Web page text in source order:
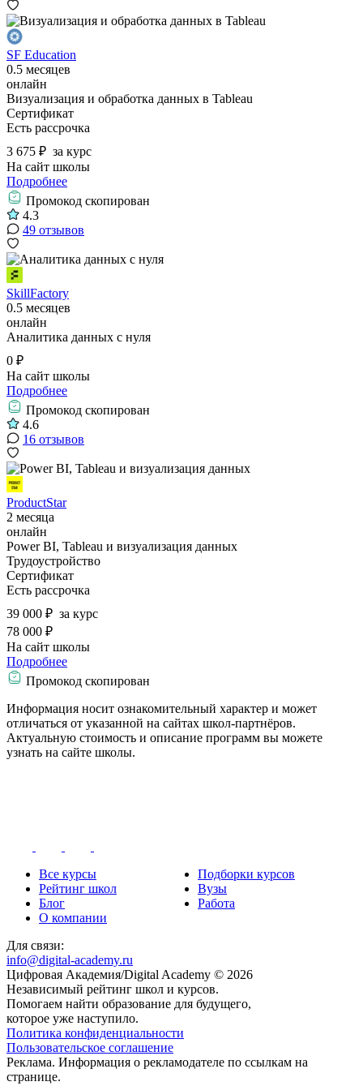
SF Education
0.5 месяцев
онлайн
Визуализация и обработка данных в Tableau
Сертификат
Есть рассрочка
3 675 ₽ за курс
На сайт школы
Подробнее
Промокод скопирован
4.3
49 отзывов
SkillFactory
0.5 месяцев
онлайн
Аналитика данных с нуля
0 ₽
На сайт школы
Подробнее
Промокод скопирован
4.6
16 отзывов
ProductStar
2 месяца
онлайн
Power BI, Tableau и визуализация данных
Трудоустройство
Сертификат
Есть рассрочка
39 000 ₽ за курс
78 000 ₽
На сайт школы
Подробнее
Промокод скопирован
Информация носит ознакомительный характер и может
отличаться от указанной на сайтах школ-партнёров.
Актуальную стоимость и описание программ вы можете
узнать на сайте школы.
Все курсы
Подборки курсов
Рейтинг школ
Вузы
Блог
Работа
О компании
Для связи:
info@digital-academy.ru
Цифровая Академия/Digital Academy © 2026
Независимый рейтинг школ и курсов.
Помогаем найти образование для будущего,
которое уже наступило.
Политика конфиденциальности
Пользовательское соглашение
Реклама. Информация о рекламодателе по ссылкам на
странице.